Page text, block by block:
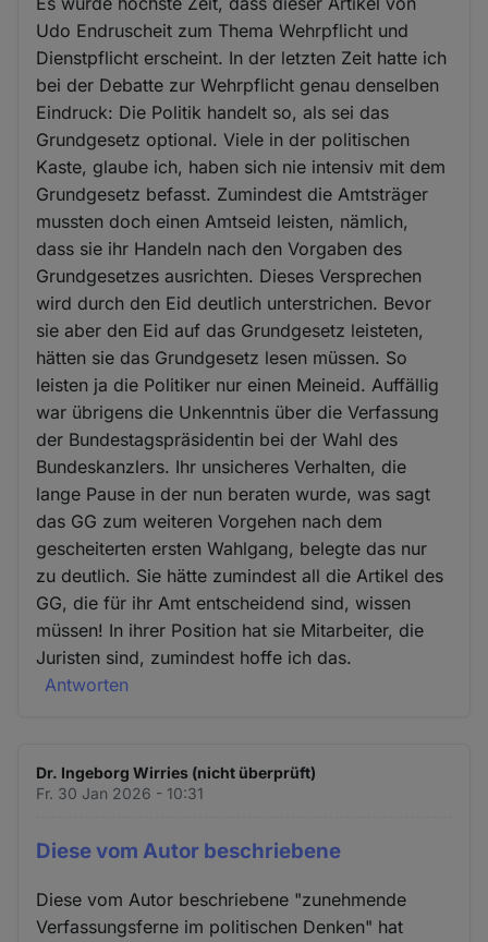
Udo Endruscheit zum Thema Wehrpflicht und
Dienstpflicht erscheint. In der letzten Zeit hatte ich
bei der Debatte zur Wehrpflicht genau denselben
Eindruck: Die Politik handelt so, als sei das
Grundgesetz optional. Viele in der politischen
Kaste, glaube ich, haben sich nie intensiv mit dem
Grundgesetz befasst. Zumindest die Amtsträger
mussten doch einen Amtseid leisten, nämlich,
dass sie ihr Handeln nach den Vorgaben des
Grundgesetzes ausrichten. Dieses Versprechen
wird durch den Eid deutlich unterstrichen. Bevor
sie aber den Eid auf das Grundgesetz leisteten,
hätten sie das Grundgesetz lesen müssen. So
leisten ja die Politiker nur einen Meineid. Auffällig
war übrigens die Unkenntnis über die Verfassung
der Bundestagspräsidentin bei der Wahl des
Bundeskanzlers. Ihr unsicheres Verhalten, die
lange Pause in der nun beraten wurde, was sagt
das GG zum weiteren Vorgehen nach dem
gescheiterten ersten Wahlgang, belegte das nur
zu deutlich. Sie hätte zumindest all die Artikel des
GG, die für ihr Amt entscheidend sind, wissen
müssen! In ihrer Position hat sie Mitarbeiter, die
Juristen sind, zumindest hoffe ich das.
Antworten
Dr. Ingeborg Wirries (nicht überprüft)
Fr. 30 Jan 2026 - 10:31
Diese vom Autor beschriebene
Diese vom Autor beschriebene "zunehmende
Verfassungsferne im politischen Denken" hat